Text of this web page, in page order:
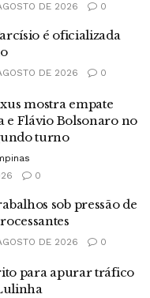
DE 2026 0
é oficializada
DE 2026 0
mostra empate
e Flávio Bolsonaro no
turno
0
sob pressão de
DE 2026 0
para apurar tráfico